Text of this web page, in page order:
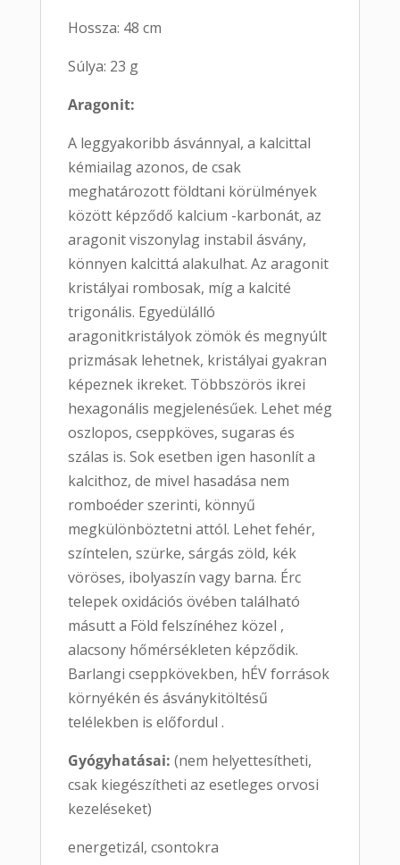
Hossza: 48 cm
Súlya: 23 g
Aragonit:
A leggyakoribb ásvánnyal, a kalcittal
kémiailag azonos, de csak
meghatározott földtani körülmények
között képződő kalcium -karbonát, az
aragonit viszonylag instabil ásvány,
könnyen kalcittá alakulhat. Az aragonit
kristályai rombosak, míg a kalcité
trigonális. Egyedülálló
aragonitkristályok zömök és megnyúlt
prizmásak lehetnek, kristályai gyakran
képeznek ikreket. Többszörös ikrei
hexagonális megjelenésűek. Lehet még
oszlopos, cseppköves, sugaras és
szálas is. Sok esetben igen hasonlít a
kalcithoz, de mivel hasadása nem
romboéder szerinti, könnyű
megkülönböztetni attól. Lehet fehér,
színtelen, szürke, sárgás zöld, kék
vöröses, ibolyaszín vagy barna. Érc
telepek oxidációs övében található
másutt a Föld felszínéhez közel ,
alacsony hőmérsékleten képződik.
Barlangi cseppkövekben, hÉV források
környékén és ásványkitöltésű
telélekben is előfordul .
Gyógyhatásai: (nem helyettesítheti,
csak kiegészítheti az esetleges orvosi
kezeléseket)
energetizál, csontokra